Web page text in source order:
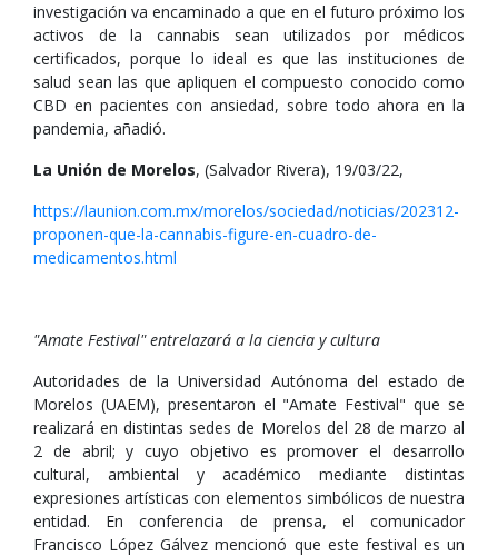
investigación va encaminado a que en el futuro próximo los
activos de la cannabis sean utilizados por médicos
certificados, porque lo ideal es que las instituciones de
salud sean las que apliquen el compuesto conocido como
CBD en pacientes con ansiedad, sobre todo ahora en la
pandemia, añadió.
La Unión de Morelos, (Salvador Rivera), 19/03/22,
https://launion.com.mx/morelos/sociedad/noticias/202312-
proponen-que-la-cannabis-figure-en-cuadro-de-
medicamentos.html
"Amate Festival" entrelazará a la ciencia y cultura
Autoridades de la Universidad Autónoma del estado de
Morelos (UAEM), presentaron el "Amate Festival" que se
realizará en distintas sedes de Morelos del 28 de marzo al
2 de abril; y cuyo objetivo es promover el desarrollo
cultural, ambiental y académico mediante distintas
expresiones artísticas con elementos simbólicos de nuestra
entidad. En conferencia de prensa, el comunicador
Francisco López Gálvez mencionó que este festival es un